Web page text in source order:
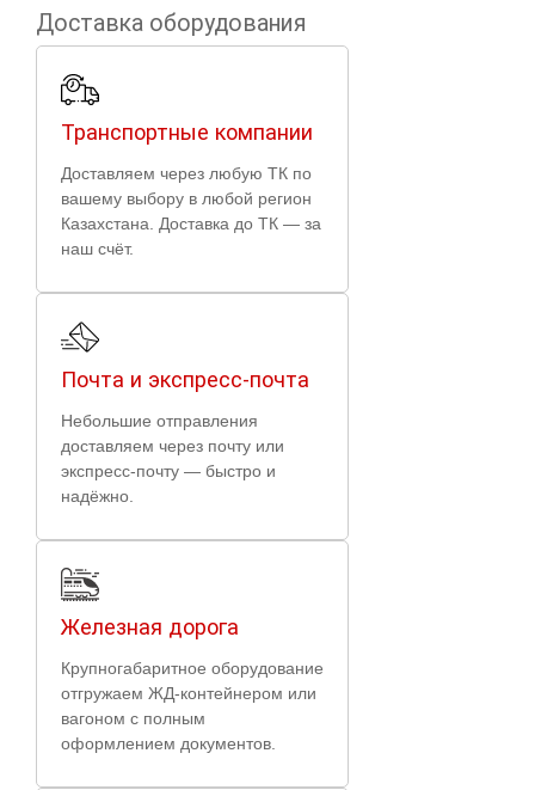
Доставка оборудования
Транспортные компании
Доставляем через любую ТК по
вашему выбору в любой регион
Казахстана. Доставка до ТК — за
наш счёт.
Почта и экспресс-почта
Небольшие отправления
доставляем через почту или
экспресс-почту — быстро и
надёжно.
Железная дорога
Крупногабаритное оборудование
отгружаем ЖД-контейнером или
вагоном с полным
оформлением документов.